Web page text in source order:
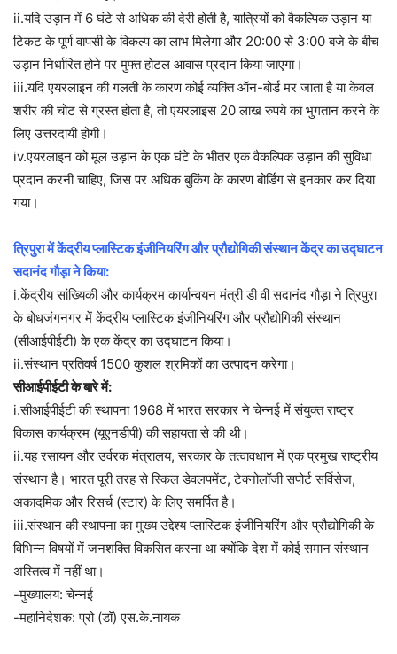
ii.यदि उड़ान में 6 घंटे से अधिक की देरी होती है, यात्रियों को वैकल्पिक उड़ान या
टिकट के पूर्ण वापसी के विकल्प का लाभ मिलेगा और 20:00 से 3:00 बजे के बीच
उड़ान निर्धारित होने पर मुफ्त होटल आवास प्रदान किया जाएगा।
iii.यदि एयरलाइन की गलती के कारण कोई व्यक्ति ऑन-बोर्ड मर जाता है या केवल
शरीर की चोट से ग्रस्त होता है, तो एयरलाइंस 20 लाख रुपये का भुगतान करने के
लिए उत्तरदायी होगी।
iv.एयरलाइन को मूल उड़ान के एक घंटे के भीतर एक वैकल्पिक उड़ान की सुविधा
प्रदान करनी चाहिए, जिस पर अधिक बुकिंग के कारण बोर्डिंग से इनकार कर दिया
गया।
त्रिपुरा में केंद्रीय प्लास्टिक इंजीनियरिंग और प्रौद्योगिकी संस्थान केंद्र का उद्घाटन
सदानंद गौड़ा ने किया:
i.केंद्रीय सांख्यिकी और कार्यक्रम कार्यान्वयन मंत्री डी वी सदानंद गौड़ा ने त्रिपुरा
के बोधजंगनगर में केंद्रीय प्लास्टिक इंजीनियरिंग और प्रौद्योगिकी संस्थान
(सीआईपीईटी) के एक केंद्र का उद्घाटन किया।
ii.संस्थान प्रतिवर्ष 1500 कुशल श्रमिकों का उत्पादन करेगा।
सीआईपीईटी के बारे में:
i.सीआईपीईटी की स्थापना 1968 में भारत सरकार ने चेन्नई में संयुक्त राष्ट्र
विकास कार्यक्रम (यूएनडीपी) की सहायता से की थी।
ii.यह रसायन और उर्वरक मंत्रालय, सरकार के तत्वावधान में एक प्रमुख राष्ट्रीय
संस्थान है। भारत पूरी तरह से स्किल डेवलपमेंट, टेक्नोलॉजी सपोर्ट सर्विसेज,
अकादमिक और रिसर्च (स्टार) के लिए समर्पित है।
iii.संस्थान की स्थापना का मुख्य उद्देश्य प्लास्टिक इंजीनियरिंग और प्रौद्योगिकी के
विभिन्न विषयों में जनशक्ति विकसित करना था क्योंकि देश में कोई समान संस्थान
अस्तित्व में नहीं था।
-मुख्यालय: चेन्नई
-महानिदेशक: प्रो (डॉ) एस.के.नायक